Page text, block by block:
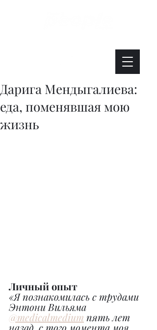
Дарига Мендыгалиева:
еда, поменявшая мою
жизнь
Личный опыт
«Я познакомилась с трудами
Энтони Вильяма
@medicalmedium пять лет